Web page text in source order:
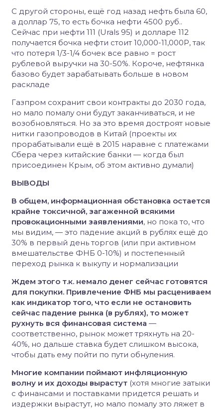
С другой стороны, ещё год назад нефть была 60,
а доллар 75, то есть бочка нефти 4500 руб..
Сейчас при нефти 111 (Urals 95) и долларе 112
получается бочка нефти стоит 10,000-11,000Р, так
что потеря 1/3-1/4 бочек все равно = рост
рублевой выручки на 30-50%. Короче, нефтянка
базово будет зарабатывать больше в новом
раскладе
Газпром сохранит свои контракты до 2030 года,
но мало помалу они будут заканчиваться, и не
возобновляться. Но за это время достроят новые
нитки газопроводов в Китай (проекты их
прорабатывали ещё в 2015 наравне с платежами
Сбера через китайские банки — когда был
присоединен Крым, об этом активно думали)
ВЫВОДЫ
В общем, информационная обстановка остается
крайне токсичной, загаженной всякими
провокационными заявлениями, но пока то, что
мы видим, — это падение акций в рублях ещё до
30% в первый день торгов (или при активном
вмешательстве ФНБ 0-10%) и постепенный
переход рынка к выкупу и нормализации
Ждем этого т.к. немало денег сейчас готовятся
для покупки. Привлечение ФНБ мы расцениваем
как индикатор того, что если не остановить
сейчас падение рынка (в рублях), то может
рухнуть вся финансовая система —
соответственно, рынок может тряхнуть на 20-
40%, но дальше ставка будет слишком высока,
чтобы дать ему пойти по пути обнуления.
Многие компании поймают инфляционную
волну и их доходы вырастут (хотя многие затыки
с финансами и поставками придется решать и
издержки вырастут, но мало помалу это ляжет в